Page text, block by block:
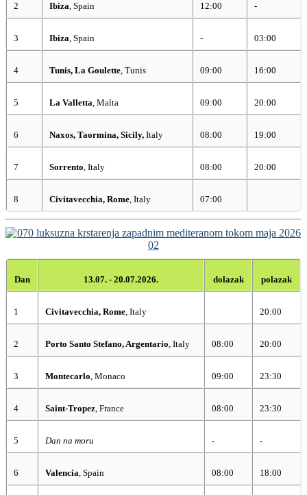
2 Ibiza, Spain 12:00 -
3 Ibiza, Spain - 03:00
4 Tunis, La Goulette, Tunis 09:00 16:00
5 La Valletta, Malta 09:00 20:00
6 Naxos, Taormina, Sicily, Italy 08:00 19:00
7 Sorrento, Italy 08:00 20:00
8 Civitavecchia, Rome, Italy 07:00
Dan 13.07. - 20.07.2026. dolazak polazak
1 Civitavecchia, Rome, Italy 20:00
2 Porto Santo Stefano, Argentario, Italy 08:00 20:00
3 Montecarlo, Monaco 09:00 23:30
4 Saint-Tropez, France 08:00 23:30
5 Dan na moru - -
6 Valencia, Spain 08:00 18:00